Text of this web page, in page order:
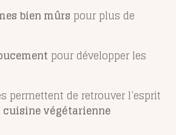
bien mûrs pour plus de
pour développer les
permettent de retrouver l’esprit
cuisine végétarienne